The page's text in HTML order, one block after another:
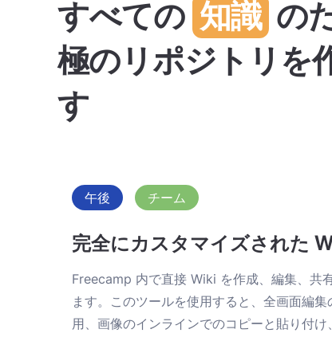
すべての 知識 の
極のリポジトリを
す
午後 チーム
完全にカスタマイズされた
Freecamp 内で直接 Wiki を作成、編集、共
ます。このツールを使用すると、全画面編集
用、画像のインラインでのコピーと貼り付け、